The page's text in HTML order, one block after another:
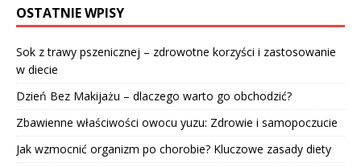
OSTATNIE WPISY
Sok z trawy pszenicznej – zdrowotne korzyści i zastosowanie
w diecie
Dzień Bez Makijażu – dlaczego warto go obchodzić?
Zbawienne właściwości owocu yuzu: Zdrowie i samopoczucie
Jak wzmocnić organizm po chorobie? Kluczowe zasady diety